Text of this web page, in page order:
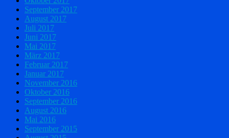
September 2017
August 2017
Juli 2017
Juni 2017
Mai 2017
März 2017
Februar 2017
Januar 2017
November 2016
Oktober 2016
September 2016
August 2016
Mai 2016
September 2015